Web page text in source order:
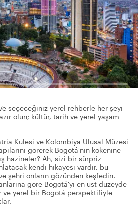
seçeceğiniz yerel rehberle her şeyi
olun; kültür, tarih ve yerel yaşam
Kulesi ve Kolombiya Ulusal Müzesi
görerek Bogotá'nın kökenine
hazineler? Ah, sizi bir sürpriz
kendi hikayesi vardır, bu
şehri onların gözünden keşfedin.
göre Bogotá'yı en üst düzeyde
ve yerel bir Bogotá perspektifiyle